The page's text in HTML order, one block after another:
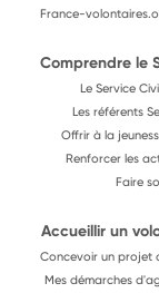
France-
Comprendre le
Le Service
Les référents
Offrir à la
Renforcer les
Faire
Accueillir un
Concevoir un projet
Mes démarches